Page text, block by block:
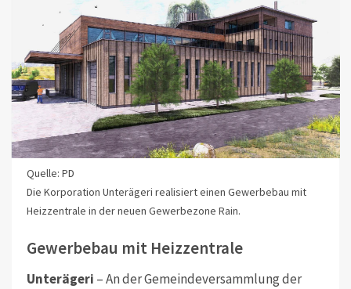
Quelle: PD
Die Korporation Unterägeri realisiert einen Gewerbebau mit
Heizzentrale in der neuen Gewerbezone Rain.
Gewerbebau mit Heizzentrale
Unterägeri – An der Gemeindeversammlung der